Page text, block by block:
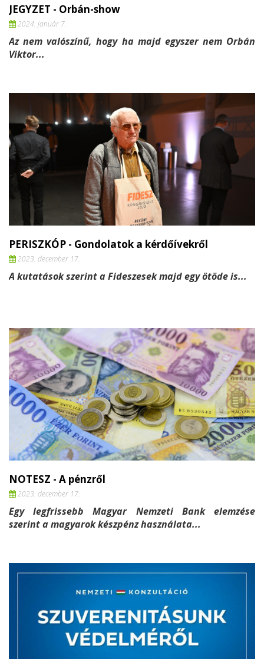
JEGYZET - Orbán-show
2024. január 7.
Az nem valószínű, hogy ha majd egyszer nem Orbán
Viktor...
PERISZKÓP - Gondolatok a kérdőívekről
2023. december 17.
A kutatások szerint a Fideszesek majdegy ötöde is...
NOTESZ - A pénzről
2023. december 17.
Egy legfrissebb Magyar Nemzeti Bank elemzése
szerint a magyarok készpénz használata...